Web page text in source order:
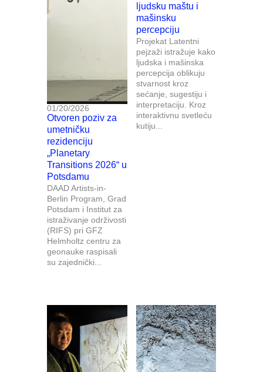
01/20/2026
Otvoren poziv za
umetničku
rezidenciju
„Planetary
Transitions 2026“ u
Potsdamu
DAAD Artists-in-
Berlin Program, Grad
Potsdam i Institut za
istraživanje održivosti
(RIFS) pri GFZ
Helmholtz centru za
geonauke raspisali
su zajednički...
ljudsku maštu i
mašinsku
percepciju
Projekat Latentni
pejzaži istražuje kako
ljudska i mašinska
percepcija oblikuju
stvarnost kroz
sećanje, sugestiju i
interpretaciju. Kroz
interaktivnu svetleću
kutiju...